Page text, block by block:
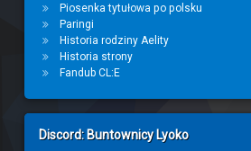
Piosenka tytułowa po polsku
Paringi
Historia rodziny Aelity
Historia strony
Fandub CL:E
Discord: Buntownicy Lyoko